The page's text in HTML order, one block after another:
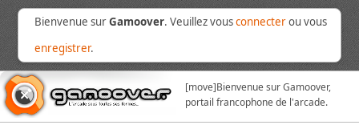
Bienvenue surGamoover. Veuillez vousconnecterou vous
enregistrer.
[move]Bienvenue sur Gamoover,
portail francophone de l'arcade.